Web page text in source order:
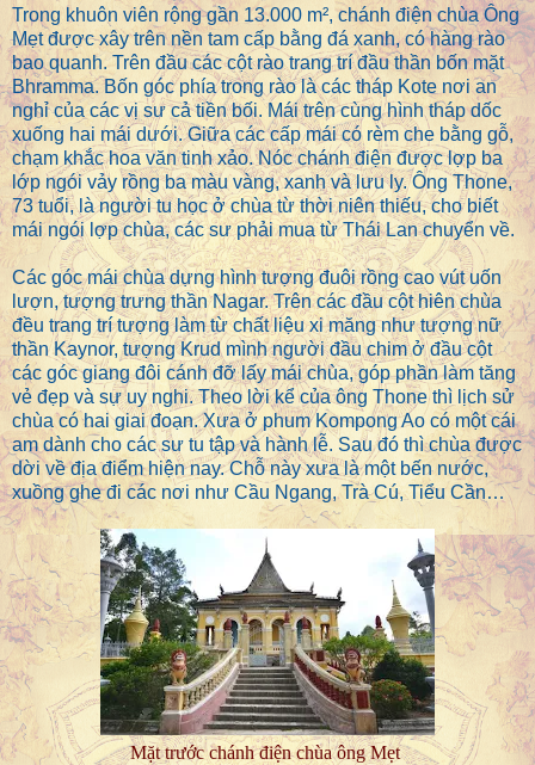
Trong khuôn viên rộng gần 13.000 m², chánh điện chùa Ông
Mẹt được xây trên nền tam cấp bằng đá xanh, có hàng rào
bao quanh. Trên đầu các cột rào trang trí đầu thần bốn mặt
Bhramma. Bốn góc phía trong rào là các tháp Kote nơi an
nghỉ của các vị sư cả tiền bối. Mái trên cùng hình tháp dốc
xuống hai mái dưới. Giữa các cấp mái có rèm che bằng gỗ,
chạm khắc hoa văn tinh xảo. Nóc chánh điện được lợp ba
lớp ngói vảy rồng ba màu vàng, xanh và lưu ly. Ông Thone,
73 tuổi, là người tu học ở chùa từ thời niên thiếu, cho biết
mái ngói lợp chùa, các sư phải mua từ Thái Lan chuyển về.
Các góc mái chùa dựng hình tượng đuôi rồng cao vút uốn
lượn, tượng trưng thần Nagar. Trên các đầu cột hiên chùa
đều trang trí tượng làm từ chất liệu xi măng như tượng nữ
thần Kaynor, tượng Krud mình người đầu chim ở đầu cột
các góc giang đôi cánh đỡ lấy mái chùa, góp phần làm tăng
vẻ đẹp và sự uy nghi. Theo lời kể của ông Thone thì lịch sử
chùa có hai giai đoạn. Xưa ở phum Kompong Ao có một cái
am dành cho các sư tu tập và hành lễ. Sau đó thì chùa được
dời về địa điểm hiện nay. Chỗ này xưa là một bến nước,
xuồng ghe đi các nơi như Cầu Ngang, Trà Cú, Tiểu Cần…
Mặt trước chánh điện chùa ông Mẹt